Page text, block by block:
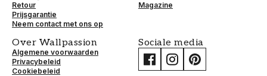
Retour
Prijsgarantie
Neem contact met ons op
Magazine
Over Wallpassion
Algemene voorwaarden
Privacybeleid
Cookiebeleid
Sociale media